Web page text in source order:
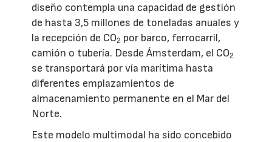
diseño contempla una capacidad de gestión
de hasta 3,5 millones de toneladas anuales y
la recepción de CO2 por barco, ferrocarril,
camión o tubería. Desde Ámsterdam, el CO2
se transportará por vía marítima hasta
diferentes emplazamientos de
almacenamiento permanente en el Mar del
Norte.
Este modelo multimodal ha sido concebido